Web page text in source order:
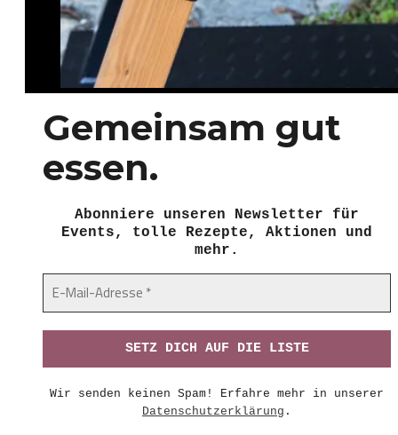
Gemeinsam gut
essen.
Abonniere unseren Newsletter für
Events, tolle Rezepte, Aktionen und
mehr.
Wir senden keinen Spam! Erfahre mehr in unserer
Datenschutzerklärung .